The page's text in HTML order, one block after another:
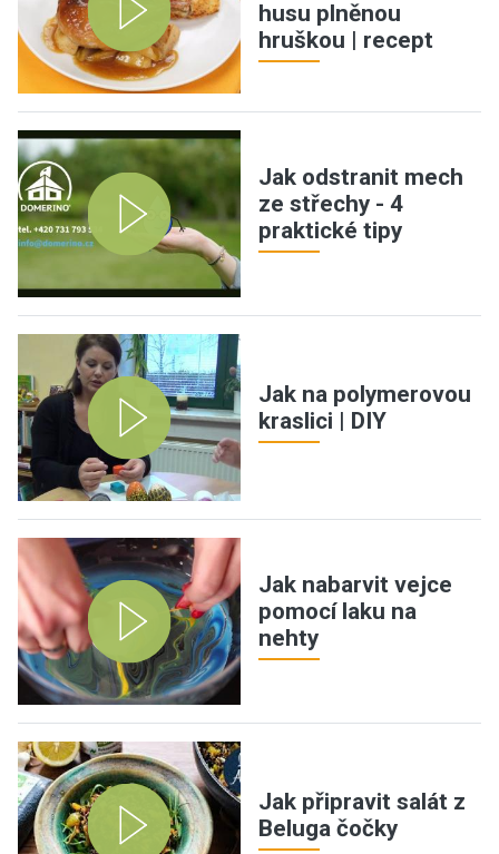
husu plněnou
hruškou | recept
Jak odstranit mech
ze střechy - 4
praktické tipy
Jak na polymerovou
kraslici | DIY
Jak nabarvit vejce
pomocí laku na
nehty
Jak připravit salát z
Beluga čočky